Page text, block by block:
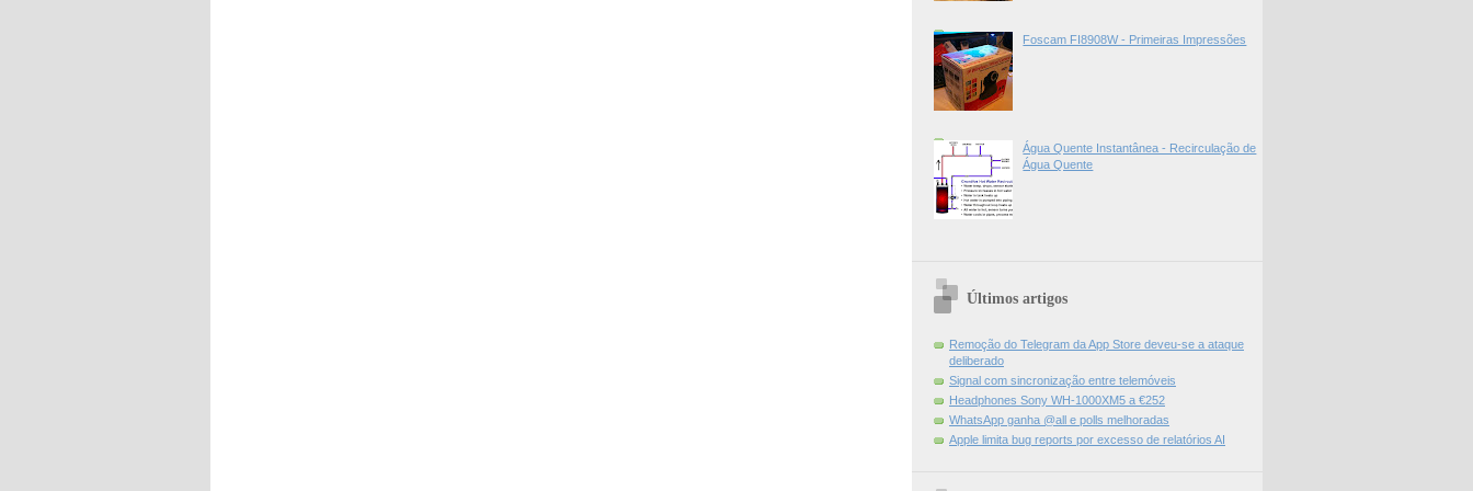
Foscam FI8908W - Primeiras Impressões
Água Quente Instantânea - Recirculação de
Água Quente
Últimos artigos
Remoção do Telegram da App Store deveu-se a ataque
deliberado
Signal com sincronização entre telemóveis
Headphones Sony WH-1000XM5 a €252
WhatsApp ganha @all e polls melhoradas
Apple limita bug reports por excesso de relatórios AI